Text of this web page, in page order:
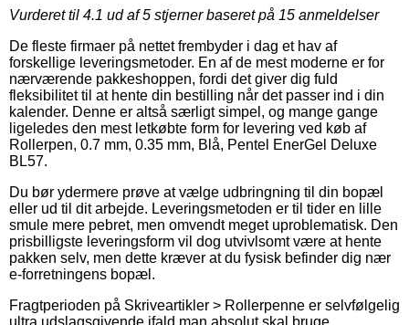
Vurderet til 4.1 ud af 5 stjerner baseret på 15 anmeldelser
De fleste firmaer på nettet frembyder i dag et hav af
forskellige leveringsmetoder. En af de mest moderne er for
nærværende pakkeshoppen, fordi det giver dig fuld
fleksibilitet til at hente din bestilling når det passer ind i din
kalender. Denne er altså særligt simpel, og mange gange
ligeledes den mest letkøbte form for levering ved køb af
Rollerpen, 0.7 mm, 0.35 mm, Blå, Pentel EnerGel Deluxe
BL57.
Du bør ydermere prøve at vælge udbringning til din bopæl
eller ud til dit arbejde. Leveringsmetoden er til tider en lille
smule mere pebret, men omvendt meget uproblematisk. Den
prisbilligste leveringsform vil dog utvivlsomt være at hente
pakken selv, men dette kræver at du fysisk befinder dig nær
e-forretningens bopæl.
Fragtperioden på Skriveartikler > Rollerpenne er selvfølgelig
ultra udslagsgivende ifald man absolut skal bruge